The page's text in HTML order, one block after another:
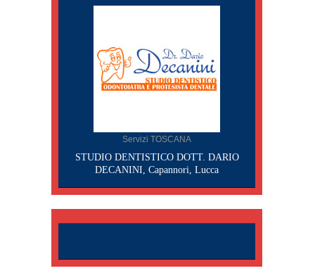
Servizi TOSCANA
STUDIO DENTISTICO DOTT. DARIO
DECANINI, Capannori, Lucca